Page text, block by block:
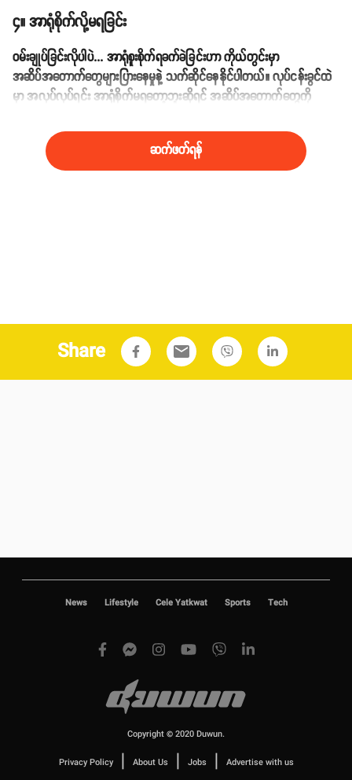
၄။ အာရုံစိုက်လို့မရခြင်း
ဝမ်းချုပ်ခြင်းလိုပါပဲ... အာရုံစူးစိုက်ရခက်ခဲခြင်းဟာ ကိုယ်တွင်းမှာ
အဆိပ်အတောက်တွေများပြားနေမှုနဲ့ သက်ဆိုင်နေနိုင်ပါတယ်။ လုပ်ငန်းခွင်ထဲ
မှာ အလုပ်လုပ်ရင်း အာရုံစိုက်မရတော့ဘူးဆိုရင် အဆိပ်အတောက်တွေကို
ဆက်ဖတ်ရန်
Share email
News Lifestyle Cele Yatkwat Sports Tech
Copyright © 2020 Duwun.
Privacy Policy | About Us | Jobs | Advertise with us